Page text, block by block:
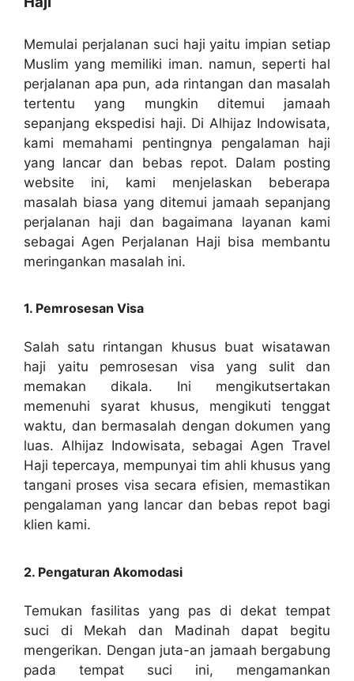
Memulai perjalanan suci haji yaitu impian setiap
Muslim yang memiliki iman. namun, seperti hal
perjalanan apa pun, ada rintangan dan masalah
tertentu yang mungkin ditemui jamaah
sepanjang ekspedisi haji. Di Alhijaz Indowisata,
kami memahami pentingnya pengalaman haji
yang lancar dan bebas repot. Dalam posting
website ini, kami menjelaskan beberapa
masalah biasa yang ditemui jamaah sepanjang
perjalanan haji dan bagaimana layanan kami
sebagai Agen Perjalanan Haji bisa membantu
meringankan masalah ini.
1. Pemrosesan Visa
Salah satu rintangan khusus buat wisatawan
haji yaitu pemrosesan visa yang sulit dan
memakan dikala. Ini mengikutsertakan
memenuhi syarat khusus, mengikuti tenggat
waktu, dan bermasalah dengan dokumen yang
luas. Alhijaz Indowisata, sebagai Agen Travel
Haji tepercaya, mempunyai tim ahli khusus yang
tangani proses visa secara efisien, memastikan
pengalaman yang lancar dan bebas repot bagi
klien kami.
2. Pengaturan Akomodasi
Temukan fasilitas yang pas di dekat tempat
suci di Mekah dan Madinah dapat begitu
mengerikan. Dengan juta-an jamaah bergabung
pada tempat suci ini, mengamankan